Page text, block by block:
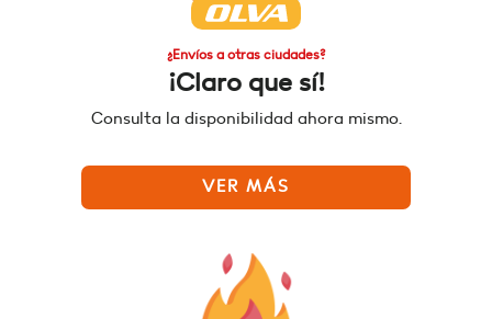
¿Envíos a otras ciudades?
¡Claro que sí!
Consulta la disponibilidad ahora mismo.
VER MÁS